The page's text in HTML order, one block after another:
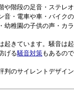
や階段の足音・ステレ
音・電車や車・バイク
幼稚園の子供の声・カ
起きています。騒音は
げる騒音対策もあるの
のサイレントデザイン